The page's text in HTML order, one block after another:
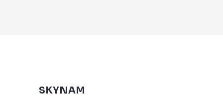
SKYNAM